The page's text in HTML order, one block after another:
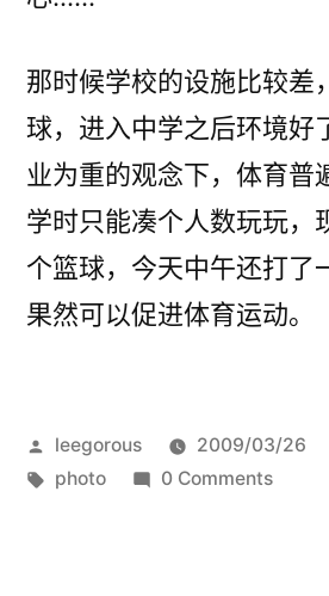
那时候学校的设施比较差
球，进入中学之后环境好
业为重的观念下，体育普
学时只能凑个人数玩玩，
个篮球，今天中午还打了
果然可以促进体育运动。
发
布
leegorous 2009/03/26
标
photo 0 Comments